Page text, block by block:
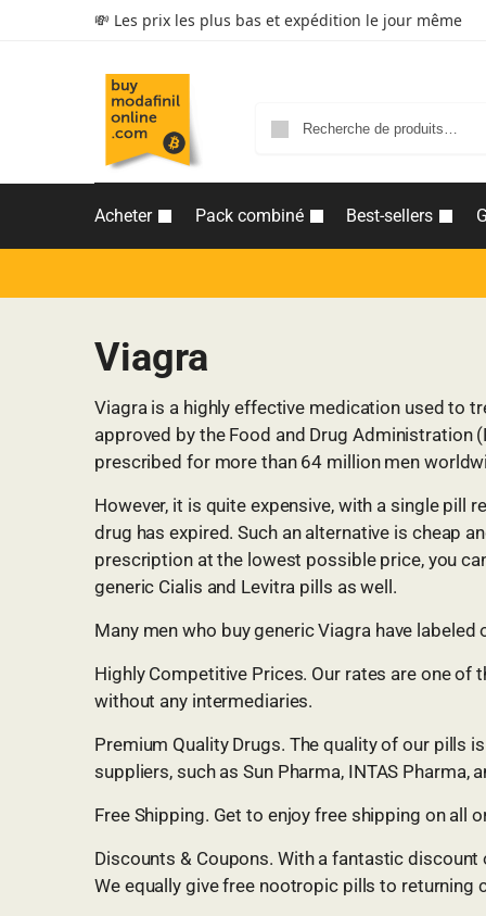
💸 Les prix les plus bas et expédition le jour même
Acheter Pack combiné Best-sellers
Viagra
Viagra is a highly effective medication used to
approved by the Food and Drug Administration
prescribed for more than 64 million men
However, it is quite expensive, with a single pill
drug has expired. Such an alternative is cheap
prescription at the lowest possible price, you
generic Cialis and Levitra pills as well.
Many men who buy generic Viagra have
Highly Competitive Prices. Our rates are one of
without any intermediaries.
Premium Quality Drugs. The quality of our pills
suppliers, such as Sun Pharma, INTAS
Free Shipping. Get to enjoy free shipping on all
Discounts & Coupons. With a fantastic
We equally give free nootropic pills to returning